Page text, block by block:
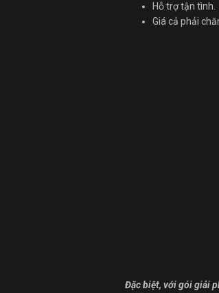
Hỗ trợ tận tình.
Giá cả phải
Đặc biệt, với gói giải